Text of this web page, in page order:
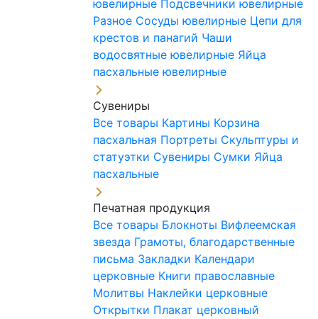
ювелирные Подсвечники ювелирные
Разное Сосуды ювелирные Цепи для
крестов и панагий Чаши
водосвятные ювелирные Яйца
пасхальные ювелирные
Сувениры
Все товары Картины Корзина
пасхальная Портреты Скульптуры и
статуэтки Сувениры Сумки Яйца
пасхальные
Печатная продукция
Все товары Блокноты Вифлеемская
звезда Грамоты, благодарственные
письма Закладки Календари
церковные Книги православные
Молитвы Наклейки церковные
Открытки Плакат церковный